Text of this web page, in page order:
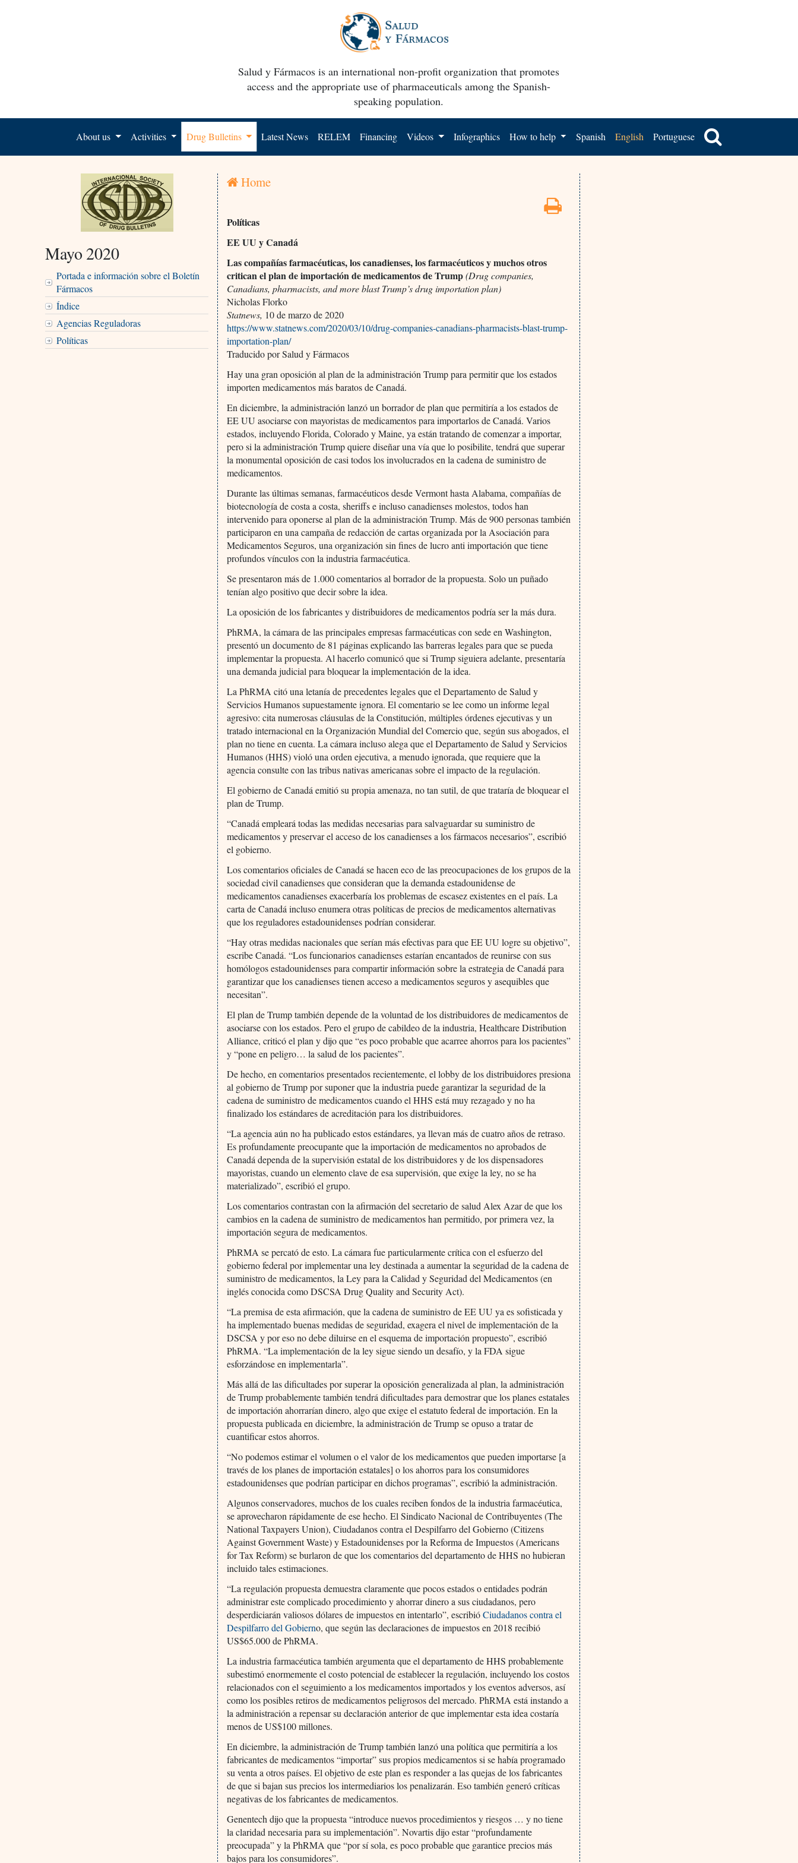
Salud y Fármacos is an international non-profit organization that promotes
access and the appropriate use of pharmaceuticals among the Spanish-
speaking population.
About us Activities Drug Bulletins Latest News RELEM Financing Videos Infographics How to help Spanish English Portuguese
Mayo 2020
Portada e información sobre el Boletín
Fármacos
Índice
Agencias Reguladoras
Políticas
Home
Políticas
EE UU y Canadá
Las compañías farmacéuticas, los canadienses, los farmacéuticos y muchos otros
critican el plan de importación de medicamentos de Trump(Drug companies,
Canadians, pharmacists, and more blast Trump’s drug importation plan)
Nicholas Florko
Statnews, 10 de marzo de 2020
https://www.statnews.com/2020/03/10/drug-companies-canadians-pharmacists-blast-trump-
importation-plan/
Traducido por Salud y Fármacos
Hay una gran oposición al plan de la administración Trump para permitir que los estados
importen medicamentos más baratos de Canadá.
En diciembre, la administración lanzó un borrador de plan que permitiría a los estados de
EE UU asociarse con mayoristas de medicamentos para importarlos de Canadá. Varios
estados, incluyendo Florida, Colorado y Maine, ya están tratando de comenzar a importar,
pero si la administración Trump quiere diseñar una vía que lo posibilite, tendrá que superar
la monumental oposición de casi todos los involucrados en la cadena de suministro de
medicamentos.
Durante las últimas semanas, farmacéuticos desde Vermont hasta Alabama, compañías de
biotecnología de costa a costa, sheriffs e incluso canadienses molestos, todos han
intervenido para oponerse al plan de la administración Trump. Más de 900 personas también
participaron en una campaña de redacción de cartas organizada por la Asociación para
Medicamentos Seguros, una organización sin fines de lucro anti importación que tiene
profundos vínculos con la industria farmacéutica.
Se presentaron más de 1.000 comentarios al borrador de la propuesta. Solo un puñado
tenían algo positivo que decir sobre la idea.
La oposición de los fabricantes y distribuidores de medicamentos podría ser la más dura.
PhRMA, la cámara de las principales empresas farmacéuticas con sede en Washington,
presentó un documento de 81 páginas explicando las barreras legales para que se pueda
implementar la propuesta. Al hacerlo comunicó que si Trump siguiera adelante, presentaría
una demanda judicial para bloquear la implementación de la idea.
La PhRMA citó una letanía de precedentes legales que el Departamento de Salud y
Servicios Humanos supuestamente ignora. El comentario se lee como un informe legal
agresivo: cita numerosas cláusulas de la Constitución, múltiples órdenes ejecutivas y un
tratado internacional en la Organización Mundial del Comercio que, según sus abogados, el
plan no tiene en cuenta. La cámara incluso alega que el Departamento de Salud y Servicios
Humanos (HHS) violó una orden ejecutiva, a menudo ignorada, que requiere que la
agencia consulte con las tribus nativas americanas sobre el impacto de la regulación.
El gobierno de Canadá emitió su propia amenaza, no tan sutil, de que trataría de bloquear el
plan de Trump.
“Canadá empleará todas las medidas necesarias para salvaguardar su suministro de
medicamentos y preservar el acceso de los canadienses a los fármacos necesarios”, escribió
el gobierno.
Los comentarios oficiales de Canadá se hacen eco de las preocupaciones de los grupos de la
sociedad civil canadienses que consideran que la demanda estadounidense de
medicamentos canadienses exacerbaría los problemas de escasez existentes en el país. La
carta de Canadá incluso enumera otras políticas de precios de medicamentos alternativas
que los reguladores estadounidenses podrían considerar.
“Hay otras medidas nacionales que serían más efectivas para que EE UU logre su objetivo”,
escribe Canadá. “Los funcionarios canadienses estarían encantados de reunirse con sus
homólogos estadounidenses para compartir información sobre la estrategia de Canadá para
garantizar que los canadienses tienen acceso a medicamentos seguros y asequibles que
necesitan”.
El plan de Trump también depende de la voluntad de los distribuidores de medicamentos de
asociarse con los estados. Pero el grupo de cabildeo de la industria, Healthcare Distribution
Alliance, criticó el plan y dijo que “es poco probable que acarree ahorros para los pacientes”
y “pone en peligro… la salud de los pacientes”.
De hecho, en comentarios presentados recientemente, el lobby de los distribuidores presiona
al gobierno de Trump por suponer que la industria puede garantizar la seguridad de la
cadena de suministro de medicamentos cuando el HHS está muy rezagado y no ha
finalizado los estándares de acreditación para los distribuidores.
“La agencia aún no ha publicado estos estándares, ya llevan más de cuatro años de retraso.
Es profundamente preocupante que la importación de medicamentos no aprobados de
Canadá dependa de la supervisión estatal de los distribuidores y de los dispensadores
mayoristas, cuando un elemento clave de esa supervisión, que exige la ley, no se ha
materializado”, escribió el grupo.
Los comentarios contrastan con la afirmación del secretario de salud Alex Azar de que los
cambios en la cadena de suministro de medicamentos han permitido, por primera vez, la
importación segura de medicamentos.
PhRMA se percató de esto. La cámara fue particularmente crítica con el esfuerzo del
gobierno federal por implementar una ley destinada a aumentar la seguridad de la cadena de
suministro de medicamentos, la Ley para la Calidad y Seguridad del Medicamentos (en
inglés conocida como DSCSA Drug Quality and Security Act).
“La premisa de esta afirmación, que la cadena de suministro de EE UU ya es sofisticada y
ha implementado buenas medidas de seguridad, exagera el nivel de implementación de la
DSCSA y por eso no debe diluirse en el esquema de importación propuesto”, escribió
PhRMA. “La implementación de la ley sigue siendo un desafío, y la FDA sigue
esforzándose en implementarla”.
Más allá de las dificultades por superar la oposición generalizada al plan, la administración
de Trump probablemente también tendrá dificultades para demostrar que los planes estatales
de importación ahorrarían dinero, algo que exige el estatuto federal de importación. En la
propuesta publicada en diciembre, la administración de Trump se opuso a tratar de
cuantificar estos ahorros.
“No podemos estimar el volumen o el valor de los medicamentos que pueden importarse [a
través de los planes de importación estatales] o los ahorros para los consumidores
estadounidenses que podrían participar en dichos programas”, escribió la administración.
Algunos conservadores, muchos de los cuales reciben fondos de la industria farmacéutica,
se aprovecharon rápidamente de ese hecho. El Sindicato Nacional de Contribuyentes (The
National Taxpayers Union), Ciudadanos contra el Despilfarro del Gobierno (Citizens
Against Government Waste) y Estadounidenses por la Reforma de Impuestos (Americans
for Tax Reform) se burlaron de que los comentarios del departamento de HHS no hubieran
incluido tales estimaciones.
“La regulación propuesta demuestra claramente que pocos estados o entidades podrán
administrar este complicado procedimiento y ahorrar dinero a sus ciudadanos, pero
desperdiciarán valiosos dólares de impuestos en intentarlo”, escribióCiudadanos contra el
Despilfarro del Gobierno, que según las declaraciones de impuestos en 2018 recibió
US$65.000 de PhRMA.
La industria farmacéutica también argumenta que el departamento de HHS probablemente
subestimó enormemente el costo potencial de establecer la regulación, incluyendo los costos
relacionados con el seguimiento a los medicamentos importados y los eventos adversos, así
como los posibles retiros de medicamentos peligrosos del mercado. PhRMA está instando a
la administración a repensar su declaración anterior de que implementar esta idea costaría
menos de US$100 millones.
En diciembre, la administración de Trump también lanzó una política que permitiría a los
fabricantes de medicamentos “importar” sus propios medicamentos si se había programado
su venta a otros países. El objetivo de este plan es responder a las quejas de los fabricantes
de que si bajan sus precios los intermediarios los penalizarán. Eso también generó críticas
negativas de los fabricantes de medicamentos.
Genentech dijo que la propuesta “introduce nuevos procedimientos y riesgos … y no tiene
la claridad necesaria para su implementación”. Novartis dijo estar “profundamente
preocupada” y la PhRMA que “por sí sola, es poco probable que garantice precios más
bajos para los consumidores”.